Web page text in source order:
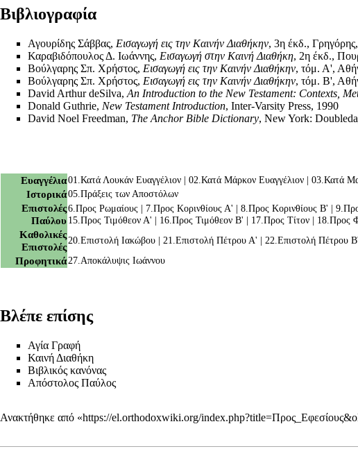
Βιβλιογραφία
Αγουρίδης Σάββας, Εισαγωγή εις την Καινήν Διαθήκην, 3η έκδ.,
Καραβιδόπουλος Δ. Ιωάννης, Εισαγωγή στην Καινή Διαθήκη, 2η έκδ.,
Βούλγαρης Σπ. Χρήστος, Εισαγωγή εις την Καινήν Διαθήκην, τόμ. Α',
Βούλγαρης Σπ. Χρήστος, Εισαγωγή εις την Καινήν Διαθήκην, τόμ. Β',
David Arthur deSilva, An Introduction to the New Testament: Contexts,
Donald Guthrie, New Testament Introduction, Inter-Varsity Press, 1990
David Noel Freedman, The Anchor Bible Dictionary, New York:
Ευαγγέλια01.Κατά Λουκάν Ευαγγέλιον | 02.Κατά Μάρκον Ευαγγέλιον | 03.Κατά
Ιστορικά05.Πράξεις των Αποστόλων
Επιστολές
Παύλου
6.Προς Ρωμαίους | 7.Προς Κορινθίους Α' | 8.Προς Κορινθίους Β' | 9.
15.Προς Τιμόθεον Α' | 16.Προς Τιμόθεον Β' | 17.Προς Τίτον | 18.Προς
Καθολικές
Επιστολές
20.Επιστολή Ιακώβου | 21.Επιστολή Πέτρου Α' | 22.Επιστολή Πέτρου Β'
Προφητικά27.Αποκάλυψις Ιωάννου
Βλέπε επίσης
Αγία Γραφή
Καινή Διαθήκη
Βιβλικός κανόνας
Απόστολος Παύλος
Ανακτήθηκε από «https://el.orthodoxwiki.org/